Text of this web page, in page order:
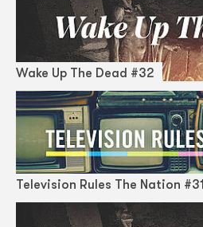
Wake Up The Dead #32
Television Rules The Nation #31